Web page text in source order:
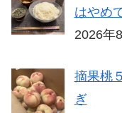
はやめ
2026年
摘果桃
ぎ